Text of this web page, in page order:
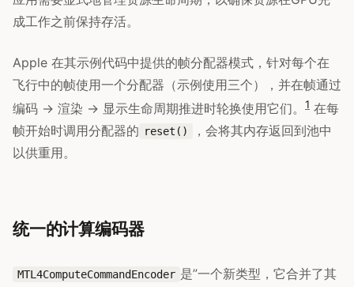
成工作之前保持存活。
Apple 在其示例代码中提供的帧分配器模式，针对每个在
飞行中的帧使用一个分配器（示例使用三个），并在帧通过
编码 → 渲染 → 显示生命周期推进时轮换使用它们。
1 在每
帧开始时调用分配器的 reset()
，会将其内存返回到池中
以供重用。
统一的计算编码器
MTL4ComputeCommandEncoder 是”一个新类型，它合并了其